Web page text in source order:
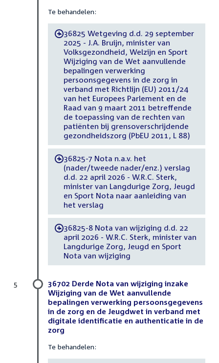
Te behandelen:
-36825 Wetgeving d.d. 29 september
2025 - J.A. Bruijn, minister van
Volksgezondheid, Welzijn en Sport
Wijziging van de Wet aanvullende
bepalingen verwerking
persoonsgegevens in de zorg in
verband met Richtlijn (EU) 2011/24
van het Europees Parlement en de
Raad van 9 maart 2011 betreffende
de toepassing van de rechten van
patiënten bij grensoverschrijdende
gezondheidszorg (PbEU 2011, L 88)
-36825-7 Nota n.a.v. het
(nader/tweede nader/enz.) verslag
d.d. 22 april 2026 - W.R.C. Sterk,
minister van Langdurige Zorg, Jeugd
en Sport Nota naar aanleiding van
het verslag
-36825-8 Nota van wijziging d.d. 22
april 2026 - W.R.C. Sterk, minister van
Langdurige Zorg, Jeugd en Sport
Nota van wijziging
36702 Derde Nota van wijziging inzake
Wijziging van de Wet aanvullende
bepalingen verwerking persoonsgegevens
in de zorg en de Jeugdwet in verband met
digitale identificatie en authenticatie in de
zorg
Te behandelen:
5